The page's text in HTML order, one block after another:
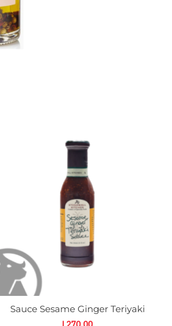
Sauce Sesame Ginger Teriyaki
cantidad